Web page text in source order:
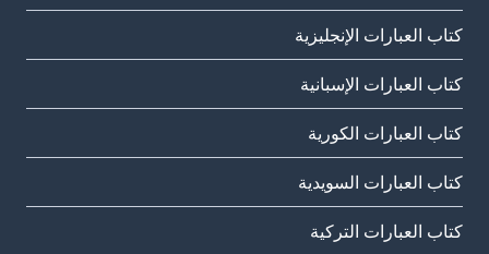
كتاب العبارات الإنجليزية
كتاب العبارات الإسبانية
كتاب العبارات الكورية
كتاب العبارات السويدية
كتاب العبارات التركية